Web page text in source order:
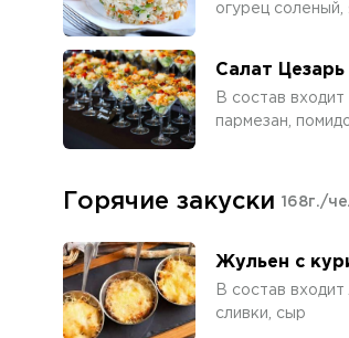
огурец соленый,
Салат Цезарь
В состав входит
пармезан,
Горячие закуски 168г./
Жульен с
В состав
сливки, сыр